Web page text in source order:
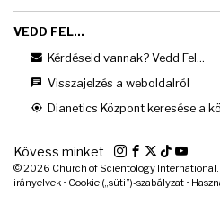
VEDD FEL...
Kérdéseid vannak? Vedd Fel...
Visszajelzés a weboldalról
Dianetics Központ keresése a
Kövess minket
© 2026 Church of Scientology
irányelvek • Cookie („süti”)-szabályzat •